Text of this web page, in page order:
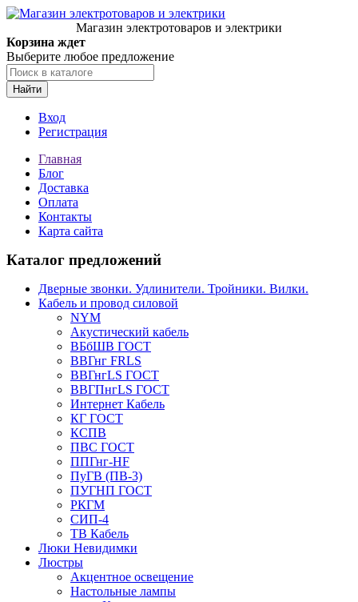
Магазин электротоваров и электрики
Корзина ждет
Выберите любое предложение
Найти
Вход
Регистрация
Главная
Блог
Доставка
Оплата
Контакты
Карта сайта
Каталог предложений
Дверные звонки. Удлинители. Тройники. Вилки.
Кабель и провод силовой
NYM
Акустический кабель
ВБбШВ ГОСТ
ВВГнг FRLS
ВВГнгLS ГОСТ
ВВГПнгLS ГОСТ
Интернет Кабель
КГ ГОСТ
КСПВ
ПВС ГОСТ
ППГнг-HF
ПуГВ (ПВ-3)
ПУГНП ГОСТ
РКГМ
СИП-4
ТВ Кабель
Люки Невидимки
Люстры
Акцентное освещение
Настольные лампы